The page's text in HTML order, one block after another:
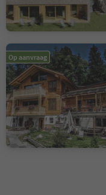
Op aanvraag